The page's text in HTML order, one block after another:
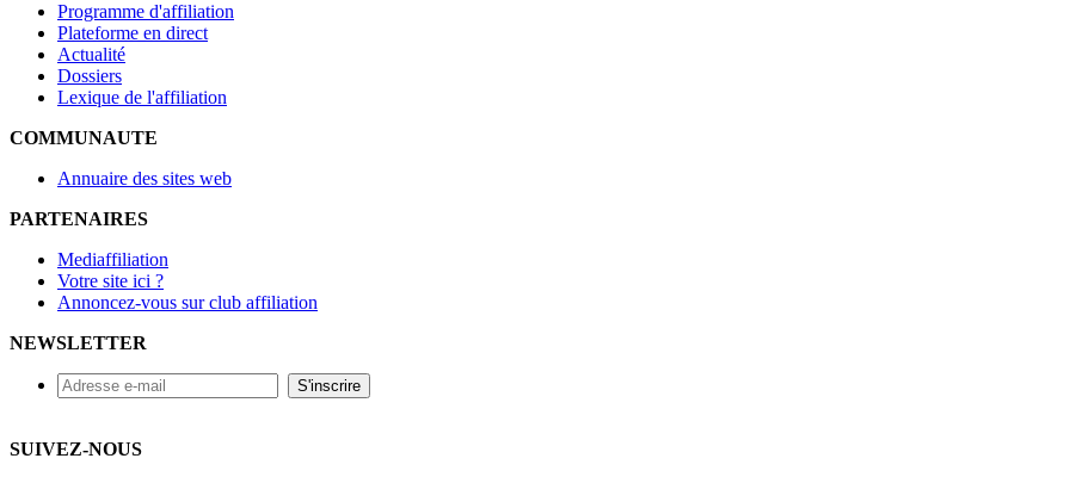
Programme d'affiliation
Plateforme en direct
Actualité
Dossiers
Lexique de l'affiliation
COMMUNAUTE
Annuaire des sites web
PARTENAIRES
Mediaffiliation
Votre site ici ?
Annoncez-vous sur club affiliation
NEWSLETTER
SUIVEZ-NOUS